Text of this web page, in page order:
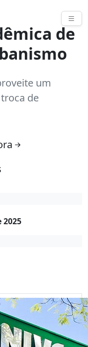
de
um
de
2025